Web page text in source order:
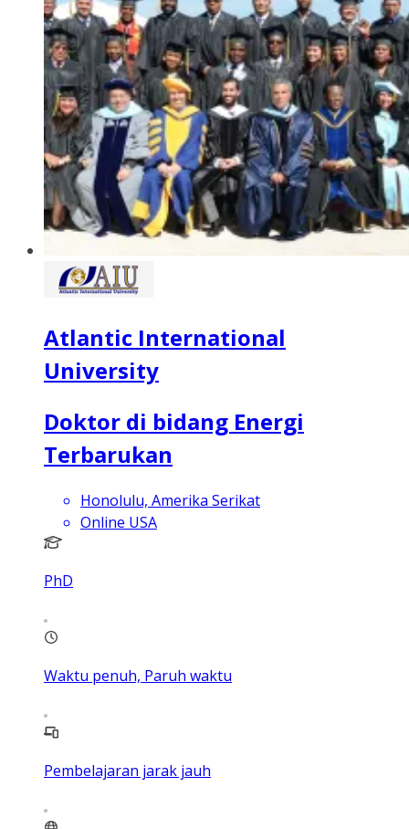
Atlantic International
University
Doktor di bidang Energi
Terbarukan
Honolulu, Amerika Serikat
Online USA
PhD
Waktu penuh, Paruh waktu
Pembelajaran jarak jauh